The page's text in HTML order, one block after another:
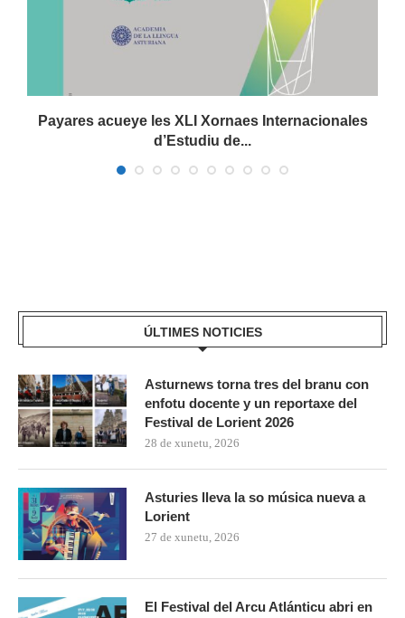
Payares acueye les XLI Xornaes Internacionales
d’Estudiu de...
ÚLTIMES NOTICIES
Asturnews torna tres del branu con
enfotu docente y un reportaxe del
Festival de Lorient 2026
28 de xunetu, 2026
Asturies lleva la so música nueva a
Lorient
27 de xunetu, 2026
El Festival del Arcu Atlánticu abri en